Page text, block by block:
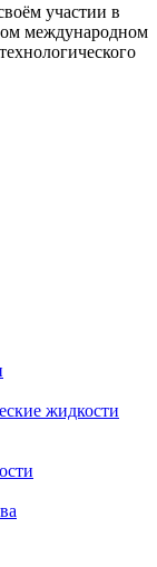
участии в
международном
жидкости